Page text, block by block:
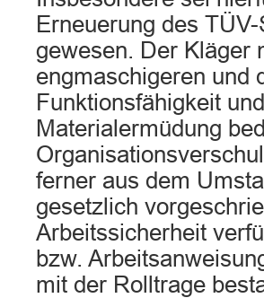
Erneuerung des
gewesen. Der Kläger
engmaschigeren und
Funktionsfähigkeit
Materialermüdung
ferner aus dem
gesetzlich
Arbeitssicherheit
bzw.
mit der Rolltrage